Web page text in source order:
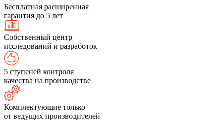
Бесплатная расширенная
гарантия до 5 лет
Собственный центр
исследований и разработок
5 ступеней контроля
качества на производстве
Комплектующие только
от ведущих производителей